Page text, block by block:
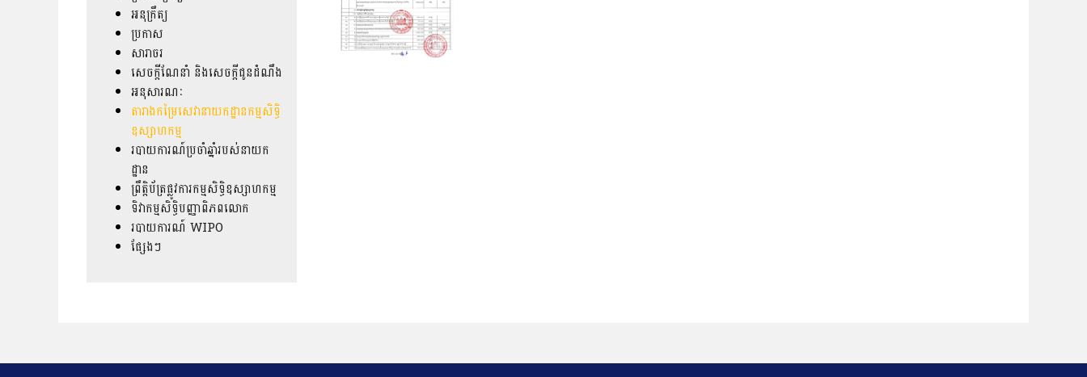
អនុក្រឹត្យ
ប្រកាស
សារាចរ
សេចក្តីណែនាំ និងសេចក្តីជូនដំណឹង
អនុសារណៈ
តារាងកម្រៃសេវានាយកដ្ឋានកម្មសិទ្ធិ
ឧស្សាហកម្ម
របាយការណ៍ប្រចាំឆ្នាំរបស់នាយក
ដ្ឋាន
ព្រឹត្តិប័ត្រផ្លូវការកម្មសិទ្ធិឧស្សាហកម្ម
ទិវាកម្មសិទ្ធិបញ្ញាពិភពលោក
របាយការណ៍ WIPO
ផ្សែងៗ